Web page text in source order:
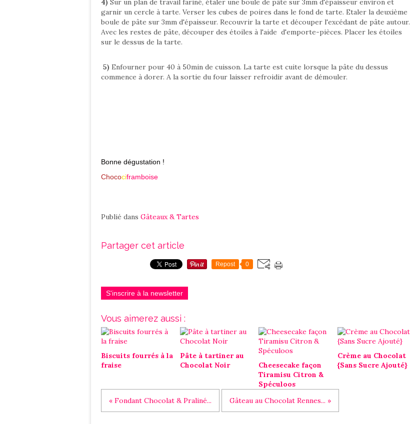
4) Sur un plan de travail fariné, étaler une boule de pâte sur 3mm d'épaisseur environ et
garnir un cercle à tarte. Verser les cubes de poires dans le fond de tarte. Etaler la deuxième
boule de pâte sur 3mm d'épaisseur. Recouvrir la tarte et découper l'excédant de pâte autour.
Avec les restes de pâte, découper des étoiles à l'aide d'emporte-pièces. Placer les étoiles
sur le dessus de la tarte.
5) Enfourner pour 40 à 50min de cuisson. La tarte est cuite lorsque la pâte du dessus
commence à dorer. A la sortie du four laisser refroidir avant de démouler.
Bonne dégustation !
Chocociframboise
Publié dans Gâteaux & Tartes
Partager cet article
Repost 0
S'inscrire à la newsletter
Vous aimerez aussi :
Biscuits fourrés à la
fraise
Pâte à tartiner au
Chocolat Noir
Cheesecake façon
Tiramisu Citron &
Spéculoos
Crème au Chocolat
{Sans Sucre Ajouté}
« Fondant Chocolat & Praliné... Gâteau au Chocolat Rennes... »